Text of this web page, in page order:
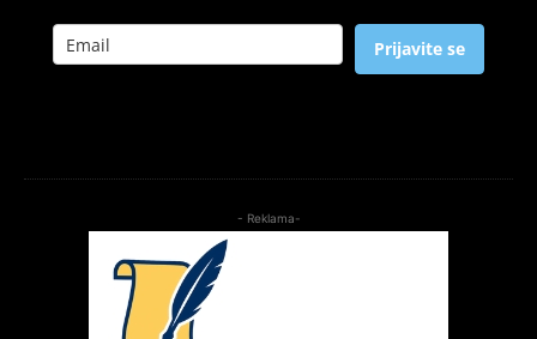
Prijavite se
- Reklama-